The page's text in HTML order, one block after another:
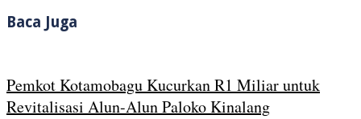
Baca Juga
Pemkot Kotamobagu Kucurkan R1 Miliar untuk
Revitalisasi Alun-Alun Paloko Kinalang